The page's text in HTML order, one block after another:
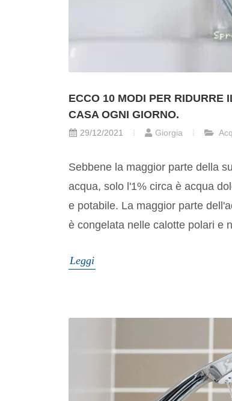
ECCO 10 MODI PER RIDURRE
CASA OGNI GIORNO.
29/12/2021 Giorgia
Sebbene la maggior parte della
acqua, solo l'1% circa è acqua
e potabile. La maggior parte
è congelata nelle calotte polari e
Leggi